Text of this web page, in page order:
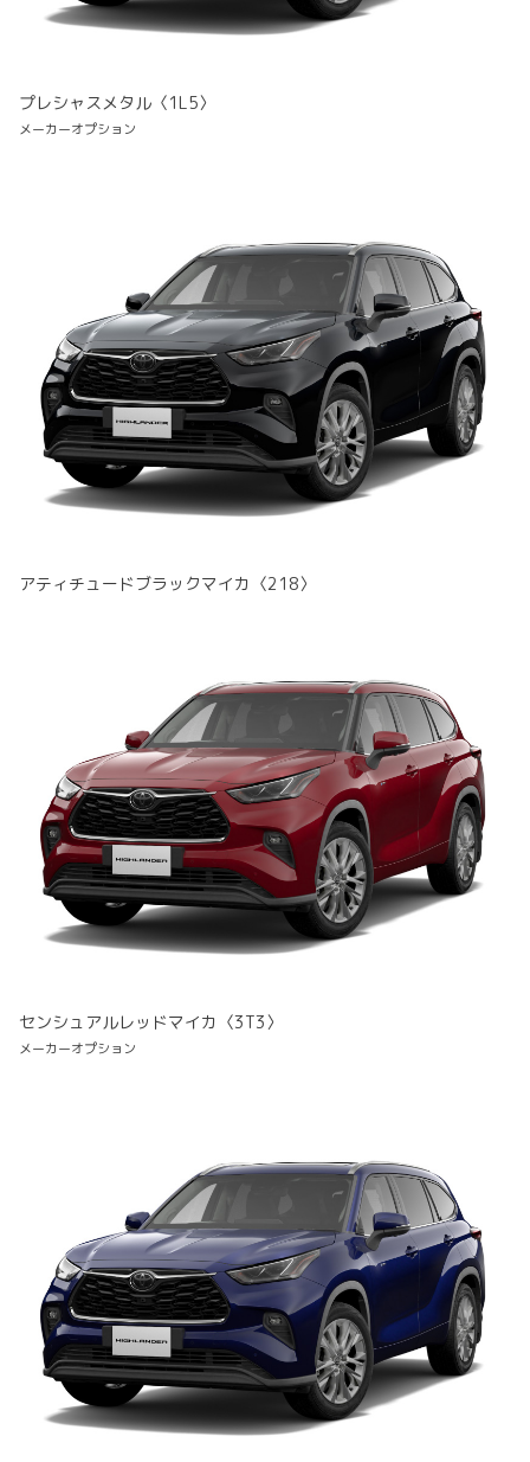
プレシャスメタル〈1L5〉
メーカーオプション
アティチュードブラックマイカ〈218〉
センシュアルレッドマイカ〈3T3〉
メーカーオプション